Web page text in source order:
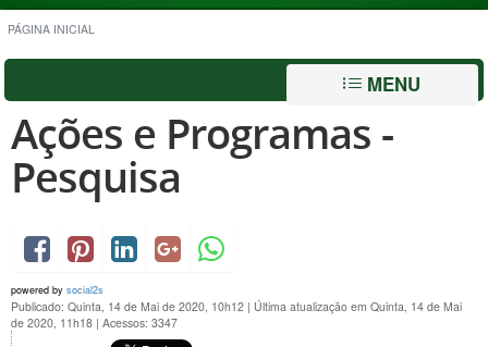
PÁGINA INICIAL
MENU
Ações e Programas -
Pesquisa
powered by social2s
Publicado: Quinta, 14 de Mai de 2020, 10h12 | Última atualização em Quinta, 14 de Mai
de 2020, 11h18 | Acessos: 3347